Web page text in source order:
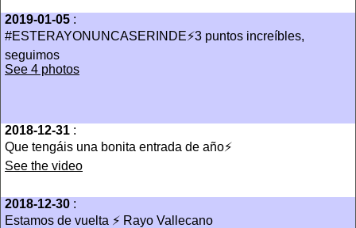
2019-01-05 :
#ESTERAYONUNCASERINDE⚡️3 puntos increíbles,
seguimos
See 4 photos
2018-12-31 :
Que tengáis una bonita entrada de año⚡️
See the video
2018-12-30 :
Estamos de vuelta ⚡️ Rayo Vallecano